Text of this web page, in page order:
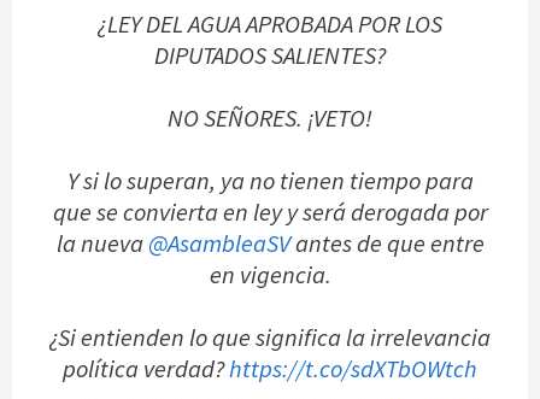
¿LEY DEL AGUA APROBADA POR LOS
DIPUTADOS SALIENTES?
NO SEÑORES. ¡VETO!
Y si lo superan, ya no tienen tiempo para
que se convierta en ley y será derogada por
la nueva @AsambleaSVantes de que entre
en vigencia.
¿Si entienden lo que significa la irrelevancia
política verdad?https://t.co/sdXTbOWtch